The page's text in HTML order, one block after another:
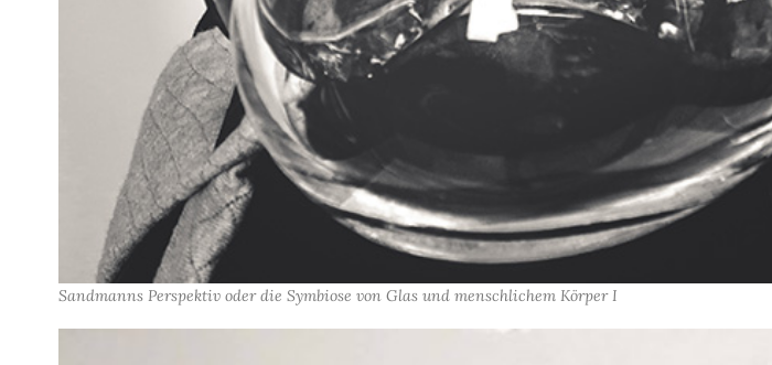
Sandmanns Perspektiv oder die Symbiose von Glas und menschlichem Körper I